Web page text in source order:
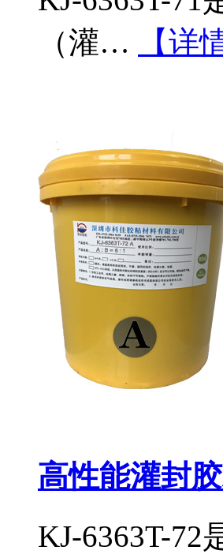
（灌…
【详
高性能灌封
KJ-6363T-